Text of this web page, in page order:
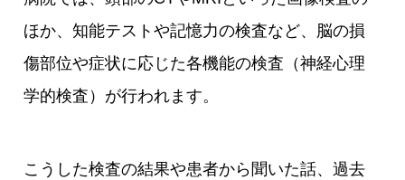
ほか、知能テストや記憶力の検査など、脳の損
傷部位や症状に応じた各機能の検査（神経心理
学的検査）が行われます。
こうした検査の結果や患者から聞いた話、過去